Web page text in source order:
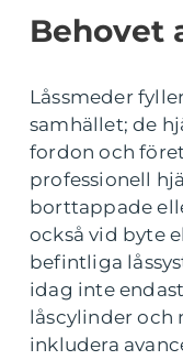
Behovet
Låssmeder
samhället; de
fordon och
professionell
borttappade
också vid byte
befintliga
idag inte
låscylinder och
inkludera